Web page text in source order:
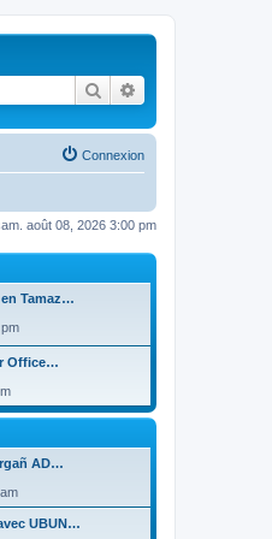
Rechercher
Connexion
août 08, 2026 3:00 pm
Tamaz…
Office…
AD…
UBUN…